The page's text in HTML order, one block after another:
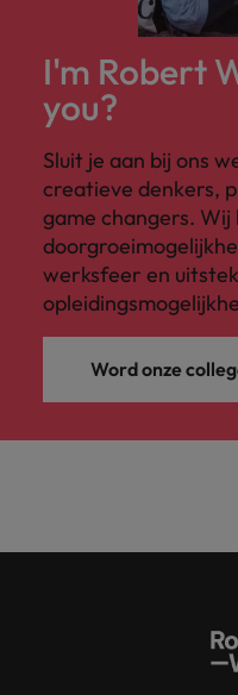
I'm Robert
you?
Sluit je aan bij ons
creatieve denkers,
game changers. Wij
werksfeer en
Word onze